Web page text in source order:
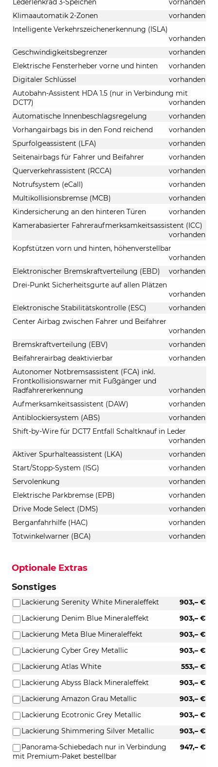
Klimaautomatik 2-Zonen
vorhanden
Intelligente Verkehrszeichenerkennung (ISLA)
vorhanden
Geschwindigkeitsbegrenzer
vorhanden
Elektrische Fensterheber vorne und hinten
vorhanden
Digitaler Schlüssel
vorhanden
Autobahn-Assistent HDA 1.5 (nur in Verbindung mit
DCT7)
vorhanden
Automatische Innenbeschlagsregelung
vorhanden
Vorhangairbags bis in den Fond reichend
vorhanden
Spurfolgeassistent (LFA)
vorhanden
Seitenairbags für Fahrer und Beifahrer
vorhanden
Querverkehrassistent (RCCA)
vorhanden
Notrufsystem (eCall)
vorhanden
Multikollisionsbremse (MCB)
vorhanden
Kindersicherung an den hinteren Türen
vorhanden
Kamerabasierter Fahreraufmerksamkeitsassistent (ICC)
vorhanden
Kopfstützen vorn und hinten, höhenverstellbar
vorhanden
Elektronischer Bremskraftverteilung (EBD)
vorhanden
Drei-Punkt Sicherheitsgurte auf allen Plätzen
vorhanden
Elektronische Stabilitätskontrolle (ESC)
vorhanden
Center Airbag zwischen Fahrer und Beifahrer
vorhanden
Bremskraftverteilung (EBV)
vorhanden
Beifahrerairbag deaktivierbar
vorhanden
Autonomer Notbremsassistent (FCA) inkl.
Frontkollisionswarner mit Fußgänger und
Radfahrererkennung
vorhanden
Aufmerksamkeitsassistent (DAW)
vorhanden
Antiblockiersystem (ABS)
vorhanden
Shift-by-Wire für DCT7 Entfall Schaltknauf in Leder
vorhanden
Aktiver Spurhalteassistent (LKA)
vorhanden
Start/Stopp-System (ISG)
vorhanden
Servolenkung
vorhanden
Elektrische Parkbremse (EPB)
vorhanden
Drive Mode Select (DMS)
vorhanden
Berganfahrhilfe (HAC)
vorhanden
Totwinkelwarner (BCA)
vorhanden
Optionale Extras
Sonstiges
903,– €
Lackierung Serenity White Mineraleffekt
903,– €
Lackierung Denim Blue Mineraleffekt
903,– €
Lackierung Meta Blue Mineraleffekt
903,– €
Lackierung Cyber Grey Metallic
553,– €
Lackierung Atlas White
903,– €
Lackierung Abyss Black Mineraleffekt
903,– €
Lackierung Amazon Grau Metallic
903,– €
Lackierung Ecotronic Grey Metallic
903,– €
Lackierung Shimmering Silver Metallic
947,– €
Panorama-Schiebedach nur in Verbindung
mit Premium-Paket bestellbar